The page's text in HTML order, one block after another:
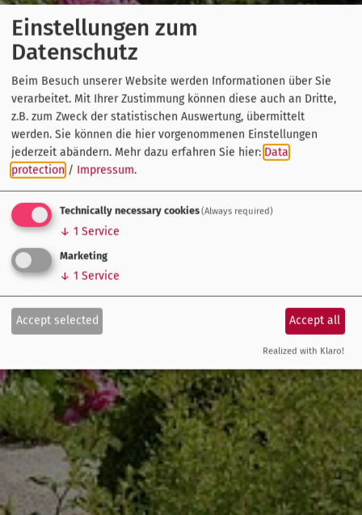
Einstellungen zum
Datenschutz
Beim Besuch unserer Website werden Informationen über Sie
verarbeitet. Mit Ihrer Zustimmung können diese auch an Dritte,
z.B. zum Zweck der statistischen Auswertung, übermittelt
werden. Sie können die hier vorgenommenen Einstellungen
jederzeit abändern. Mehr dazu erfahren Sie hier: Data
protection / Impressum.
Technically necessary cookies(Always required)
↓ 1 Service
Marketing
↓ 1 Service
Accept selected Accept all
Realized with Klaro!